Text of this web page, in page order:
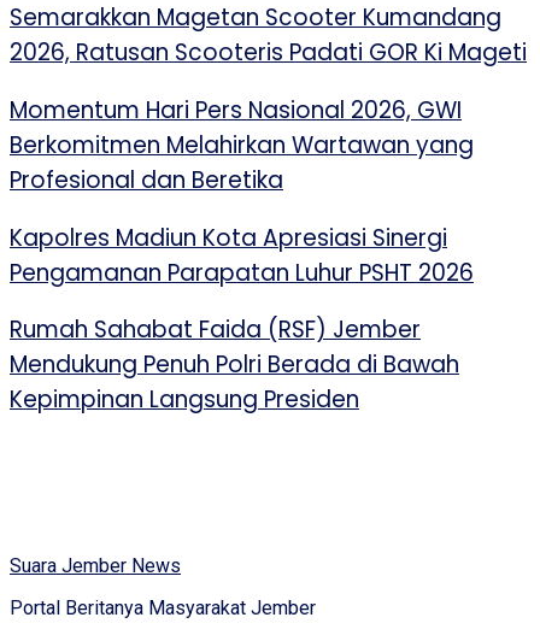
Semarakkan Magetan Scooter Kumandang
2026, Ratusan Scooteris Padati GOR Ki Mageti
Momentum Hari Pers Nasional 2026, GWI
Berkomitmen Melahirkan Wartawan yang
Profesional dan Beretika
Kapolres Madiun Kota Apresiasi Sinergi
Pengamanan Parapatan Luhur PSHT 2026
Rumah Sahabat Faida (RSF) Jember
Mendukung Penuh Polri Berada di Bawah
Kepimpinan Langsung Presiden
Suara Jember News
Portal Beritanya Masyarakat Jember